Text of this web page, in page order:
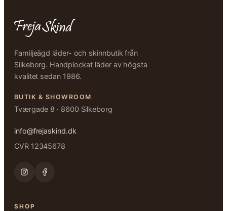
Familjeägd läder- och skinnbutik från
Silkeborg. Handplockat läder av högsta
kvalitet sedan 1986.
BUTIK & SHOWROOM
Tværgade 8 · 8600 Silkeborg
info@frejaskind.dk
CVR 12345678
SHOP